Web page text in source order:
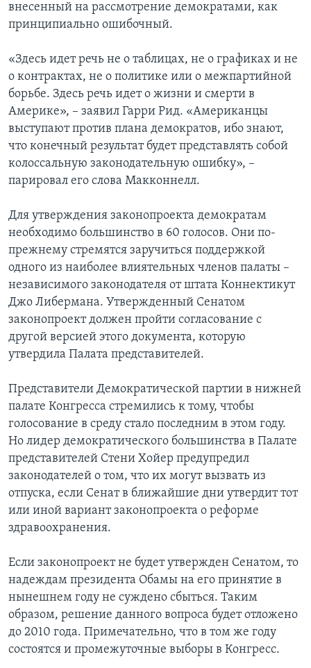
внесенный на рассмотрение демократами, как
принципиально ошибочный.
«Здесь идет речь не о таблицах, не о графиках и не
о контрактах, не о политике или о межпартийной
борьбе. Здесь речь идет о жизни и смерти в
Америке», – заявил Гарри Рид. «Американцы
выступают против плана демократов, ибо знают,
что конечный результат будет представлять собой
колоссальную законодательную ошибку», –
парировал его слова Макконнелл.
Для утверждения законопроекта демократам
необходимо большинство в 60 голосов. Они по-
прежнему стремятся заручиться поддержкой
одного из наиболее влиятельных членов палаты –
независимого законодателя от штата Коннектикут
Джо Либермана. Утвержденный Сенатом
законопроект должен пройти согласование с
другой версией этого документа, которую
утвердила Палата представителей.
Представители Демократической партии в нижней
палате Конгресса стремились к тому, чтобы
голосование в среду стало последним в этом году.
Но лидер демократического большинства в Палате
представителей Стени Хойер предупредил
законодателей о том, что их могут вызвать из
отпуска, если Сенат в ближайшие дни утвердит тот
или иной вариант законопроекта о реформе
здравоохранения.
Если законопроект не будет утвержден Сенатом, то
надеждам президента Обамы на его принятие в
нынешнем году не суждено сбыться. Таким
образом, решение данного вопроса будет отложено
до 2010 года. Примечательно, что в том же году
состоятся и промежуточные выборы в Конгресс.